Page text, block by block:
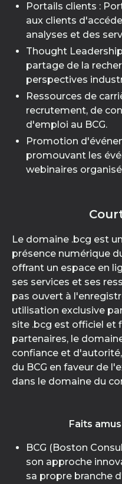
Portails clients :
aux clients
analyses et des
Thought
partage de la
perspectives
Ressources de
recrutement, de
d'emploi au BCG.
Promotion
promouvant les
webinaires
Le domaine .bcg est
présence numérique
offrant un espace en
ses services et ses
pas ouvert à
utilisation exclusive
site .bcg est officiel et
partenaires, le
confiance et
du BCG en faveur de
dans le domaine du
Faits
BCG (Boston
son approche
sa propre branche